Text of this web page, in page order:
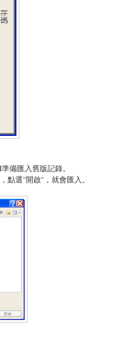
備匯入舊版記錄。
點選"開啟"，就會匯入。